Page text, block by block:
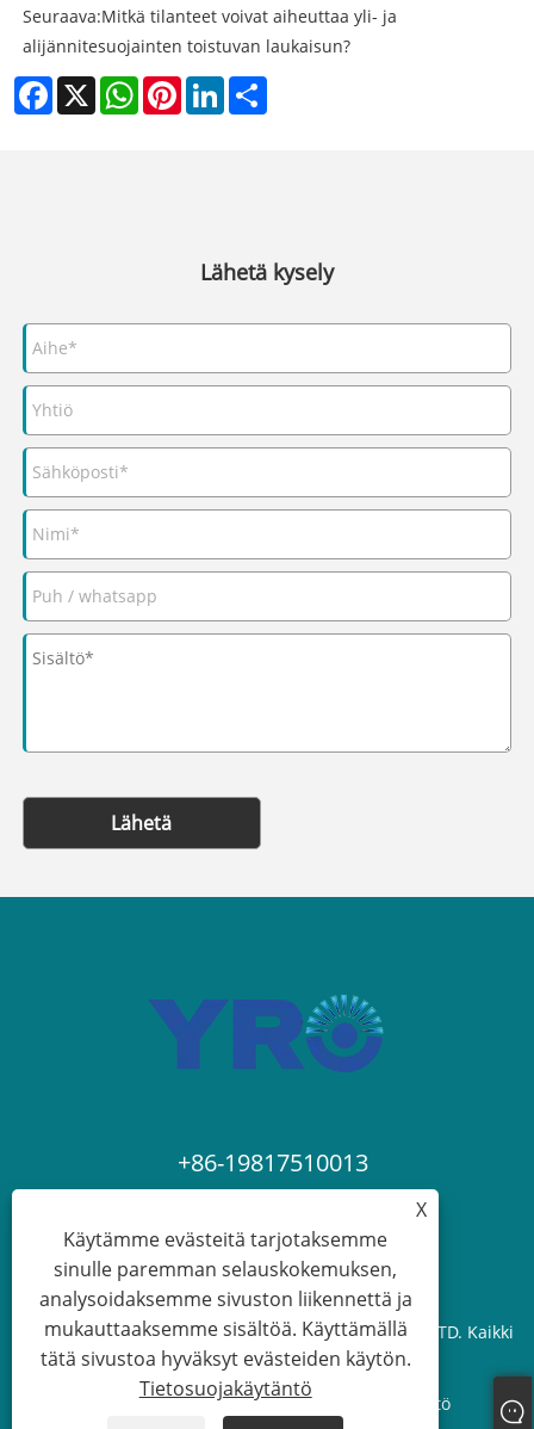
Seuraava:Mitkä tilanteet voivat aiheuttaa yli- ja
alijännitesuojainten toistuvan laukaisun?
Facebook
X WhatsAppPinterestLinkedIn
Lähetä kysely
Lähetä
+86-19817510013
Copyright © 2024 ZHEJIANG YRO NEW ENERGY CO.,LTD. Kaikki
oikeudet pidätetään.
Sitemap RSS XML Tietosuojakäytäntö
X
Käytämme evästeitä tarjotaksemme
sinulle paremman selauskokemuksen,
analysoidaksemme sivuston liikennettä ja
mukauttaaksemme sisältöä. Käyttämällä
tätä sivustoa hyväksyt evästeiden käytön.
Tietosuojakäytäntö